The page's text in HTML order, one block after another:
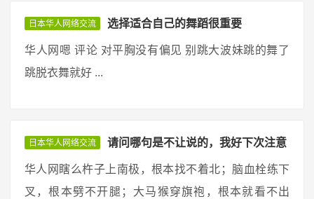
日本华人网络交流 选择适合自己的舞蹈很重要
华人网嗯 评论 对平胸没有偏见 别跳大波妹跳的舞了
跳脱衣舞就好 ...
日本华人网络交流 请问哪句是不让说的，我好下次注意
华人网瞎么杵子上南极，根本找不着北；脑血栓练下
叉，根本劈不开腿；大马猴穿旗袍，根本就看不出